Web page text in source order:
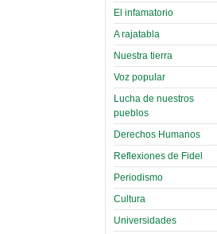
El infamatorio
A rajatabla
Nuestra tierra
Voz popular
Lucha de nuestros
pueblos
Derechos Humanos
Reflexiones de Fidel
Periodismo
Cultura
Universidades